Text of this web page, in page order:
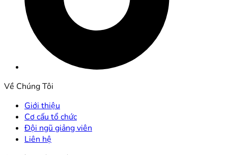
Về Chúng Tôi
Giới thiệu
Cơ cấu tổ chức
Đội ngũ giảng viên
Liên hệ